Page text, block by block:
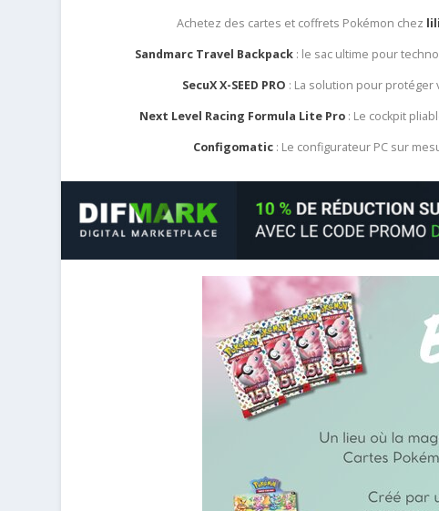
Achetez des cartes et coffrets Pokémon chez
Sandmarc Travel Backpack: le sac ultime pour
SecuX X-SEED PRO : La solution pour protéger
Next Level Racing Formula Lite Pro: Le cockpit
Configomatic : Le configurateur PC sur